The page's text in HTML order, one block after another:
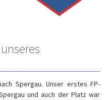
Spergau. Unser erstes FP-
und auch der Platz war